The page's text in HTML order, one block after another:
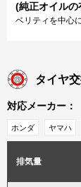
(純正オイルの
ベリティを中心
タイヤ
対応メーカー：
ホンダ ヤマハ
排気量